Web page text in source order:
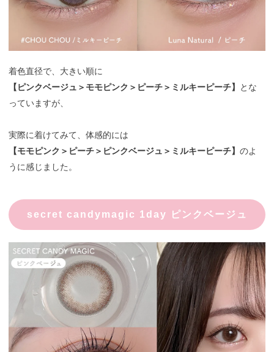
着色直径で、大きい順に
【ピンクベージュ＞モモピンク＞ピーチ＞ミルキーピーチ】 とな
っていますが、
実際に着けてみて、体感的には
【モモピンク＞ピーチ＞ピンクベージュ＞ミルキーピーチ】のよ
うに感じました。
secret candymagic 1day ピンクベージュ